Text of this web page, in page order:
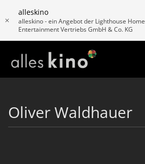
alleskino
alleskino - ein Angebot der Lighthouse Home
Entertainment Vertriebs GmbH & Co. KG
Oliver Waldhauer